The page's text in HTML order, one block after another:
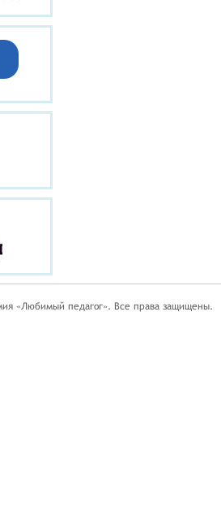
«Любимый педагог». Все права защищены.